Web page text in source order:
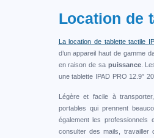
Location de
La location de tablette tactile
d’un appareil haut de gamme
en raison de sa puissance.
une tablette IPAD PRO 12.9”
Légère et facile à transporter,
portables qui prennent
également les
consulter des mails,